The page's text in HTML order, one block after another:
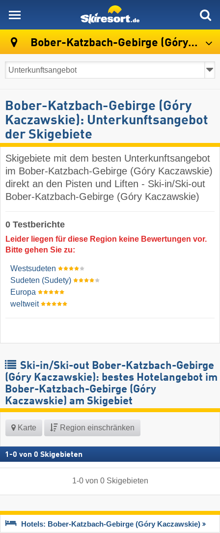
Bober-Katzbach-Gebirge (Góry Kaczawskie)
Bober-Katzbach-Gebirge (Góry
Kaczawskie): Unterkunftsangebot
der Skigebiete
Skigebiete mit dem besten Unterkunftsangebot
im Bober-Katzbach-Gebirge (Góry Kaczawskie)
direkt an den Pisten und Liften - Ski-in/Ski-out
Bober-Katzbach-Gebirge (Góry Kaczawskie)
0 Testberichte
Leider liegen für diese Region keine Bewertungen vor.
Bitte gehen Sie zu:
Westsudeten
Sudeten (Sudety)
Europa
weltweit
Ski-in/Ski-out Bober-Katzbach-Gebirge
(Góry Kaczawskie): bestes Hotelangebot im
Bober-Katzbach-Gebirge (Góry
Kaczawskie) am Skigebiet
Karte Region einschränken
1 -0 von 0 Skigebieten
1-0von 0 Skigebieten
Hotels: Bober-Katzbach-Gebirge (Góry Kaczawskie)